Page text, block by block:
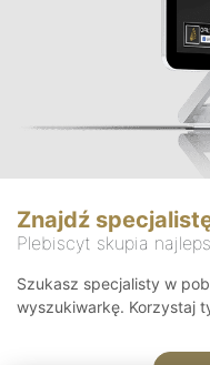
Znajdź
Plebiscyt skupia
Szukasz specjalisty w
wyszukiwarkę. Korzystaj